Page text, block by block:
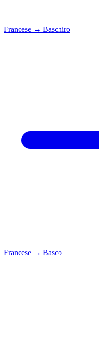
Francese → Baschiro
Francese → Basco